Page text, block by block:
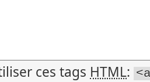
ces tags HTML: